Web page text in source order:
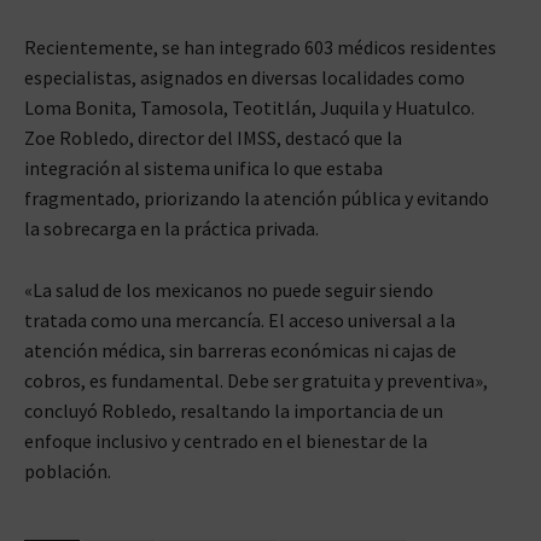
Recientemente, se han integrado 603 médicos residentes
especialistas, asignados en diversas localidades como
Loma Bonita, Tamosola, Teotitlán, Juquila y Huatulco.
Zoe Robledo, director del IMSS, destacó que la
integración al sistema unifica lo que estaba
fragmentado, priorizando la atención pública y evitando
la sobrecarga en la práctica privada.
«La salud de los mexicanos no puede seguir siendo
tratada como una mercancía. El acceso universal a la
atención médica, sin barreras económicas ni cajas de
cobros, es fundamental. Debe ser gratuita y preventiva»,
concluyó Robledo, resaltando la importancia de un
enfoque inclusivo y centrado en el bienestar de la
población.